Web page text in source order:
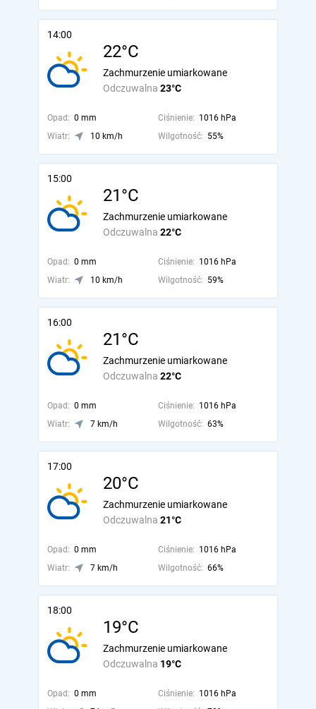
14:00
22°C
Odczuwalna 23°C
Zachmurzenie umiarkowane
Opad: 0 mm Ciśnienie: 1016 hPa
Wiatr:
10 km/h Wilgotność: 55%
15:00
21°C
Odczuwalna 22°C
Zachmurzenie umiarkowane
Opad: 0 mm Ciśnienie: 1016 hPa
Wiatr:
10 km/h Wilgotność: 59%
16:00
21°C
Odczuwalna 22°C
Zachmurzenie umiarkowane
Opad: 0 mm Ciśnienie: 1016 hPa
Wiatr:
7 km/h Wilgotność: 63%
17:00
20°C
Odczuwalna 21°C
Zachmurzenie umiarkowane
Opad: 0 mm Ciśnienie: 1016 hPa
Wiatr:
7 km/h Wilgotność: 66%
18:00
19°C
Odczuwalna 19°C
Zachmurzenie umiarkowane
Opad: 0 mm Ciśnienie: 1016 hPa